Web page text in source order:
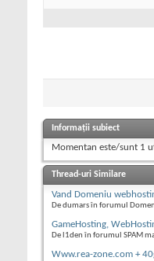
Informații subiect
Momentan este/sunt 1
Thread-uri Similare
Vand Domeniu
De dumars în forumul
GameHosting,
De l1den în forumul SPAM
Www.rea-zone.com +